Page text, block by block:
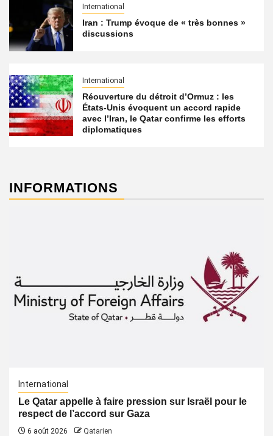
International
Iran : Trump évoque de « très bonnes »
discussions
International
Réouverture du détroit d’Ormuz : les
États-Unis évoquent un accord rapide
avec l’Iran, le Qatar confirme les efforts
diplomatiques
INFORMATIONS
International
Le Qatar appelle à faire pression sur Israël pour le
respect de l’accord sur Gaza
6 août 2026 Qatarien